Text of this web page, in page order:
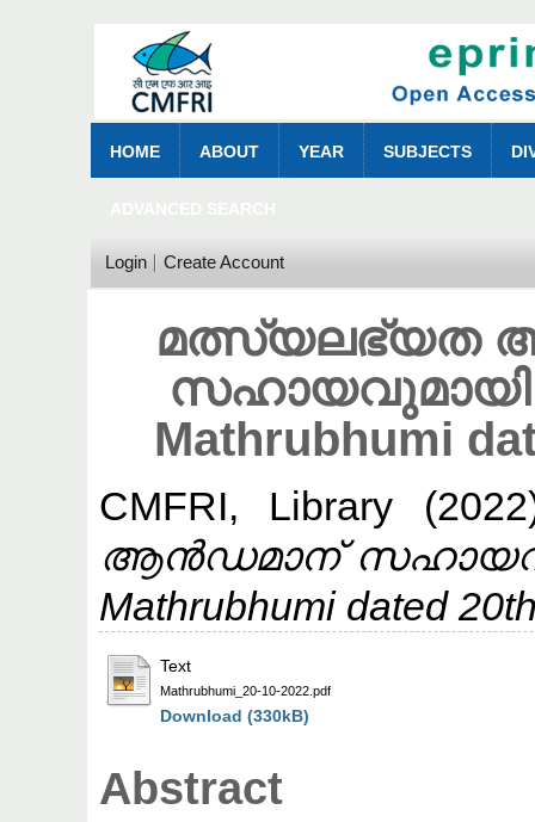
HOME ABOUT YEAR SUBJECTS
Login Create Account
മത്സ്യലഭ്യത
Mathrubhumi
CMFRI, Library
ആൻഡമാന്
Mathrubhumi dated
Text
Mathrubhumi_20-10-2022.pdf
Download (330kB)
Abstract